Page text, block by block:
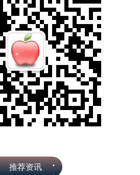
推荐资讯